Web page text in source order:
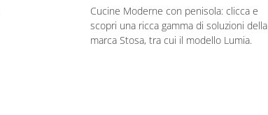
Cucine Moderne con penisola: clicca e
scopri una ricca gamma di soluzioni della
marca Stosa, tra cui il modello Lumia.